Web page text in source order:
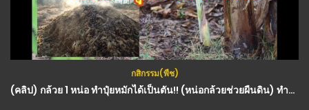
กสิกรรม(พืช)
(คลิป) กล้วย 1 หน่อ ทำปุ๋ยหมักได้เป็นตัน!! (หน่อกล้วยช่วยผืนดิน) ทำจุลินทรีย์หน่อกล้วยไว้ราดกองปุ๋ยหมักง่ายๆ : วีดีโอ เกษตร
วีดีโอทั้งหมด,สมุนไพร
(คลิป) บทที่ 1 กัญชา – ‘กัญชง’ กับ ‘กัญชา’ 2 ชนิดนี้หนาต่างกันอย่างไร? : วีดีโอ เกษตร